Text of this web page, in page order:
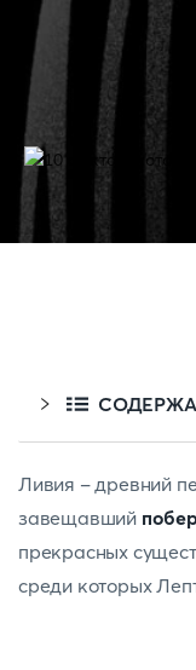
Ливия - древний
завещавший
прекрасных
среди которых